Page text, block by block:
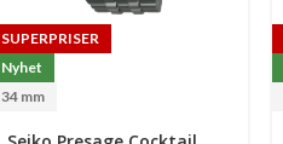
SUPERPRISER
Nyhet
34 mm